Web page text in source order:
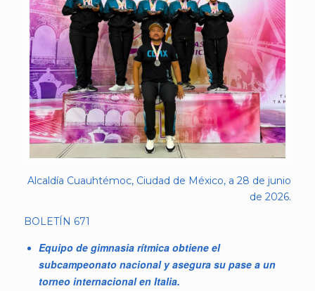
Alcaldía Cuauhtémoc, Ciudad de México, a 28 de junio
de 2026.
BOLETÍN 671
Equipo de gimnasia rítmica obtiene el
subcampeonato nacional y asegura su pase a un
torneo internacional en Italia.